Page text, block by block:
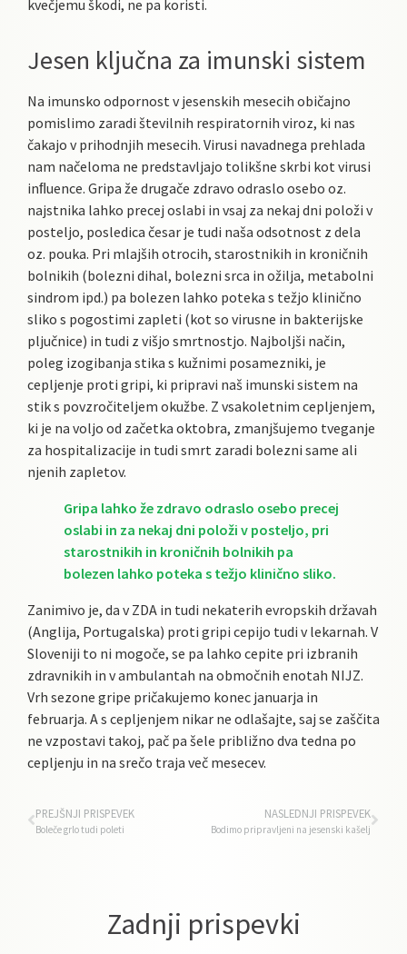
kvečjemu škodi, ne pa koristi.
Jesen ključna za imunski sistem
Na imunsko odpornost v jesenskih mesecih običajno
pomislimo zaradi številnih respiratornih viroz, ki nas
čakajo v prihodnjih mesecih. Virusi navadnega prehlada
nam načeloma ne predstavljajo tolikšne skrbi kot virusi
inﬂuence. Gripa že drugače zdravo odraslo osebo oz.
najstnika lahko precej oslabi in vsaj za nekaj dni položi v
posteljo, posledica česar je tudi naša odsotnost z dela
oz. pouka. Pri mlajših otrocih, starostnikih in kroničnih
bolnikih (bolezni dihal, bolezni srca in ožilja, metabolni
sindrom ipd.) pa bolezen lahko poteka s težjo klinično
sliko s pogostimi zapleti (kot so virusne in bakterijske
pljučnice) in tudi z višjo smrtnostjo. Najboljši način,
poleg izogibanja stika s kužnimi posamezniki, je
cepljenje proti gripi, ki pripravi naš imunski sistem na
stik s povzročiteljem okužbe. Z vsakoletnim cepljenjem,
ki je na voljo od začetka oktobra, zmanjšujemo tveganje
za hospitalizacije in tudi smrt zaradi bolezni same ali
njenih zapletov.
Gripa lahko že zdravo odraslo osebo precej
oslabi in za nekaj dni položi v posteljo, pri
starostnikih in kroničnih bolnikih pa
bolezen lahko poteka s težjo klinično sliko.
Zanimivo je, da v ZDA in tudi nekaterih evropskih državah
(Anglija, Portugalska) proti gripi cepijo tudi v lekarnah. V
Sloveniji to ni mogoče, se pa lahko cepite pri izbranih
zdravnikih in v ambulantah na območnih enotah NIJZ.
Vrh sezone gripe pričakujemo konec januarja in
februarja. A s cepljenjem nikar ne odlašajte, saj se zaščita
ne vzpostavi takoj, pač pa šele približno dva tedna po
cepljenju in na srečo traja več mesecev.
PREJŠNJI PRISPEVEK
Boleče grlo tudi poleti
NASLEDNJI PRISPEVEK
Bodimo pripravljeni na jesenski kašelj
Zadnji prispevki